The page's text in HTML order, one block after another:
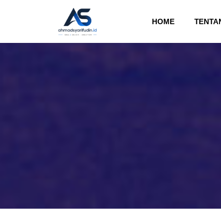
HOME(CURRENT)